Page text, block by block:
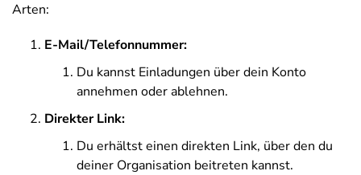
Arten:
E-Mail/Telefonnummer:
Du kannst Einladungen über dein Konto
annehmen oder ablehnen.
Direkter Link:
Du erhältst einen direkten Link, über den du
deiner Organisation beitreten kannst.